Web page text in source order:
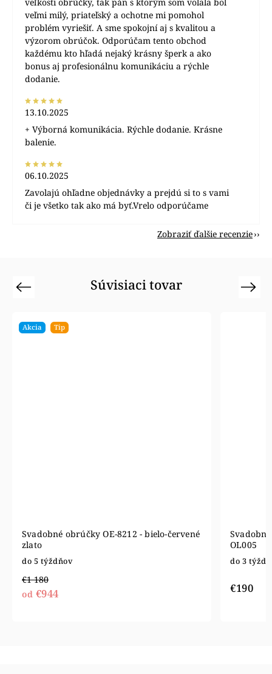
veľmi milý, priateľský a ochotne mi pomohol
problém vyriešiť. A sme spokojní aj s kvalitou a
výzorom obrúčok. Odporúčam tento obchod
každému kto hľadá nejaký krásny šperk a ako
bonus aj profesionálnu komunikáciu a rýchle
dodanie.
13.10.2025
+ Výborná komunikácia. Rýchle dodanie. Krásne
balenie.
06.10.2025
Zavolajú ohľadne objednávky a prejdú si to s vami
či je všetko tak ako má byť.Vrelo odporúčame
Zobraziť ďalšie recenzie
Súvisiaci tovar
Previous
Akcia Tip
Svadobné obrúčky OE-8212 - bielo-červené
zlato
do 5 týždňov
€1 180
od €944
OL005
do 3
€190
Next